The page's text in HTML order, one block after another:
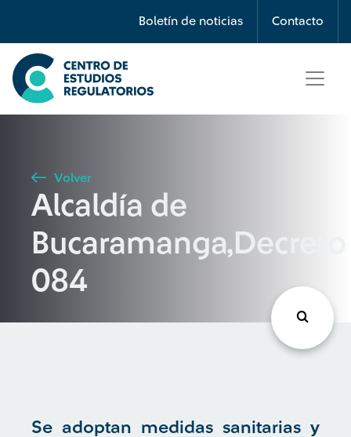
Boletín de noticias Contacto
Búsqueda
Seleccione país
Buscar
Volver
Alcaldía de
Bucaramanga,Decreto
084
Se adoptan medidas sanitarias y